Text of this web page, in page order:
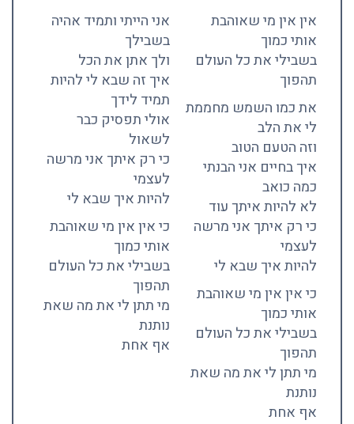
אין אין מי שאוהבת
אותי כמוך
בשבילי את כל העולם
תהפוך
את כמו השמש מחממת
לי את הלב
וזה הטעם הטוב
איך בחיים אני הבנתי
כמה כואב
לא להיות איתך עוד
כי רק איתך אני מרשה
לעצמי
להיות איך שבא לי
כי אין אין מי שאוהבת
אותי כמוך
בשבילי את כל העולם
תהפוך
מי תתן לי את מה שאת
נותנת
אף אחת
אני הייתי ותמיד אהיה
בשבילך
ולך אתן את הכל
איך זה שבא לי להיות
תמיד לידך
אולי תפסיק כבר
לשאול
כי רק איתך אני מרשה
לעצמי
להיות איך שבא לי
כי אין אין מי שאוהבת
אותי כמוך
בשבילי את כל העולם
תהפוך
מי תתן לי את מה שאת
נותנת
אף אחת